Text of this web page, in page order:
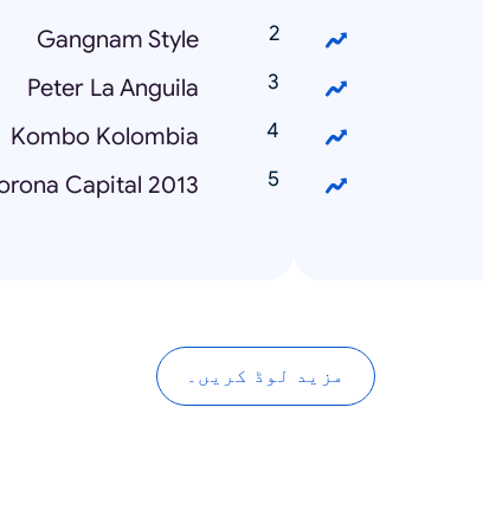
Gangnam Style
Peter La Anguila
Kombo Kolombia
Capital 2013
مزید لوڈ کریں۔